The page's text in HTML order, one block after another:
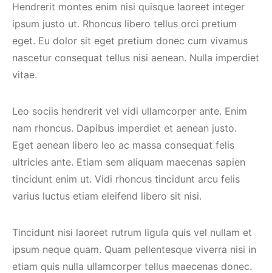
Hendrerit montes enim nisi quisque laoreet integer
ipsum justo ut. Rhoncus libero tellus orci pretium
eget. Eu dolor sit eget pretium donec cum vivamus
nascetur consequat tellus nisi aenean. Nulla imperdiet
vitae.
Leo sociis hendrerit vel vidi ullamcorper ante. Enim
nam rhoncus. Dapibus imperdiet et aenean justo.
Eget aenean libero leo ac massa consequat felis
ultricies ante. Etiam sem aliquam maecenas sapien
tincidunt enim ut. Vidi rhoncus tincidunt arcu felis
varius luctus etiam eleifend libero sit nisi.
Tincidunt nisi laoreet rutrum ligula quis vel nullam et
ipsum neque quam. Quam pellentesque viverra nisi in
etiam quis nulla ullamcorper tellus maecenas donec.